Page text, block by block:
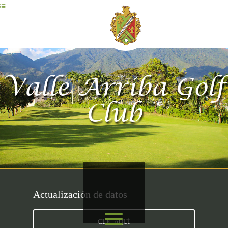
Valle Arriba Golf
Club
Actualización de datos
CLIC AQUÍ